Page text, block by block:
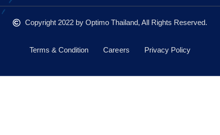
Copyright 2022 by Optimo Thailand, All Rights Reserved.
Terms & Condition Careers Privacy Policy